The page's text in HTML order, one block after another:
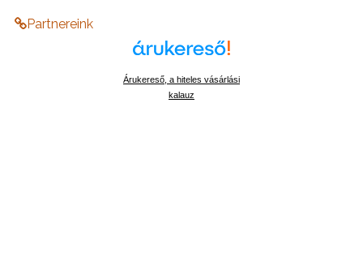
Partnereink
Árukereső, a hiteles vásárlási
kalauz